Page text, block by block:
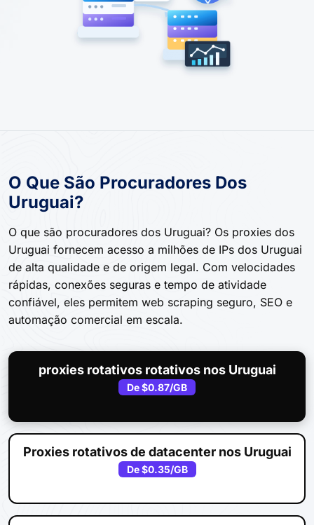
O Que São Procuradores Dos
Uruguai?
O que são procuradores dos Uruguai? Os proxies dos
Uruguai fornecem acesso a milhões de IPs dos Uruguai
de alta qualidade e de origem legal. Com velocidades
rápidas, conexões seguras e tempo de atividade
confiável, eles permitem web scraping seguro, SEO e
automação comercial em escala.
proxies rotativos rotativos nos Uruguai
De$0.87/GB
Proxies rotativos de datacenter nos Uruguai
De$0.35/GB